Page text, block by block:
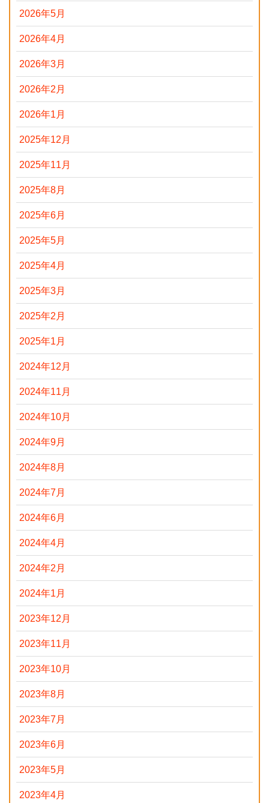
2026年5月
2026年4月
2026年3月
2026年2月
2026年1月
2025年12月
2025年11月
2025年8月
2025年6月
2025年5月
2025年4月
2025年3月
2025年2月
2025年1月
2024年12月
2024年11月
2024年10月
2024年9月
2024年8月
2024年7月
2024年6月
2024年4月
2024年2月
2024年1月
2023年12月
2023年11月
2023年10月
2023年8月
2023年7月
2023年6月
2023年5月
2023年4月